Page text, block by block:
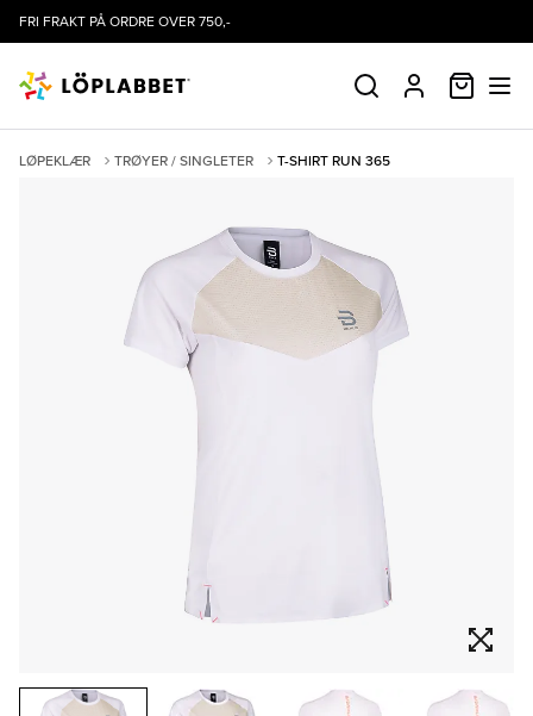
FRI FRAKT PÅ ORDRE OVER 750,-
SØK PROFIL
LØPEKLÆR TRØYER / SINGLETER T-SHIRT RUN 365